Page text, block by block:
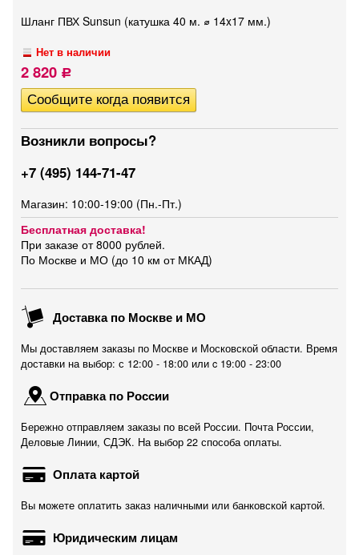
Шланг ПВХ Sunsun (катушка 40 м. ⌀ 14x17 мм.)
Нет в наличии
2 820 Р
Возникли вопросы?
+7 (495) 144-71-47
Магазин: 10:00-19:00 (Пн.-Пт.)
Бесплатная доставка!
При заказе от 8000 рублей.
По Москве и МО (до 10 км от МКАД)
Доставка по Москве и МО
Мы доставляем заказы по Москве и Московской области. Время
доставки на выбор: с 12:00 - 18:00 или c 19:00 - 23:00
Отправка по России
Бережно отправляем заказы по всей России. Почта России,
Деловые Линии, СДЭК. На выбор 22 способа оплаты.
Оплата картой
Вы можете оплатить заказ наличными или банковской картой.
Юридическим лицам